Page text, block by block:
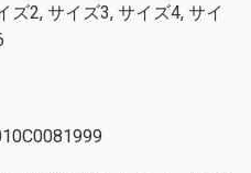
ズ2, サイズ3, サイズ4, サイ